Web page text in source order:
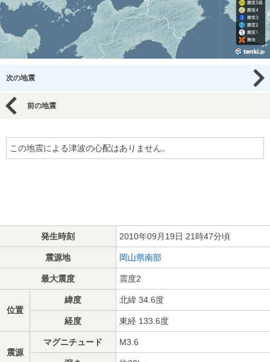
次の地震
前の地震
この地震による津波の心配はありません。
発生時刻 2010年09月19日 21時47分頃
震源地 岡山県南部
最大震度 震度2
位置
緯度 北緯 34.6度
経度 東経 133.6度
震源
マグニチュード M3.6